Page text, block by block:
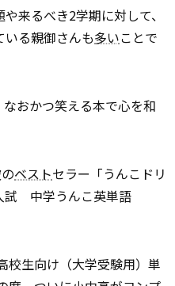
来るべき2学期に対して、
る親御さんも多いことで
おかつ笑える本で心を和
ベストセラー「うんこドリ
試 中学うんこ英単語
校生向け（大学受験用）単